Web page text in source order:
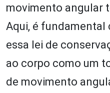
movimento angular
Aqui, é fundamental
essa lei de
ao corpo como um
de movimento